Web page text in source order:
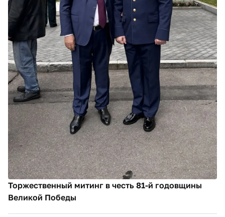
Торжественный митинг в честь 81-й годовщины
Великой Победы